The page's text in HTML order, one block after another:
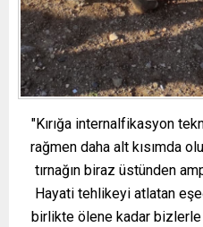
"Kırığa internalfikasyon
rağmen daha alt kısımda
tırnağın biraz üstünden
Hayati tehlikeyi atlatan
birlikte ölene kadar